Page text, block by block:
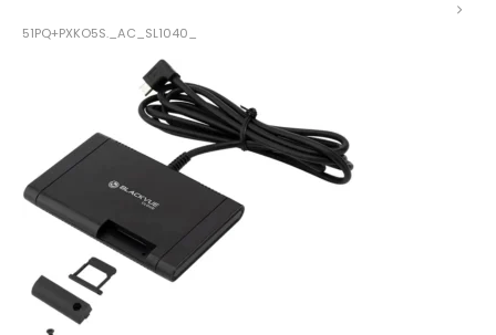
51PQ+PXKO5S._AC_SL1040_